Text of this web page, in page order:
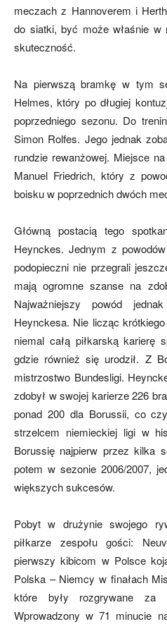
meczach z Hannoverem i
do siatki, być może właśnie
skuteczność.
Na pierwszą bramkę w tym
Helmes, który po długiej
poprzedniego sezonu. Do
Simon Rolfes. Jego jednak
rundzie rewanżowej. Miejsce
Manuel Friedrich, który z
boisku w poprzednich dwóch
Główną postacią tego
Heynckes. Jednym z
podopieczni nie przegrali
mają ogromne szanse na
Najważniejszy powód
Heynckesa. Nie licząc
niemal całą piłkarską karierę
gdzie również się urodził. Z
mistrzostwo Bundesligi.
zdobył w swojej karierze 226
ponad 200 dla Borussii, co
strzelcem niemieckiej ligi w
Borussię najpierw przez kilka
potem w sezonie 2006/2007,
większych sukcesów.
Pobyt w drużynie swojego
piłkarze zespołu gości:
pierwszy kibicom w Polsce
Polska – Niemcy w finałach
które były rozgrywane za
Wprowadzony w 71 minucie